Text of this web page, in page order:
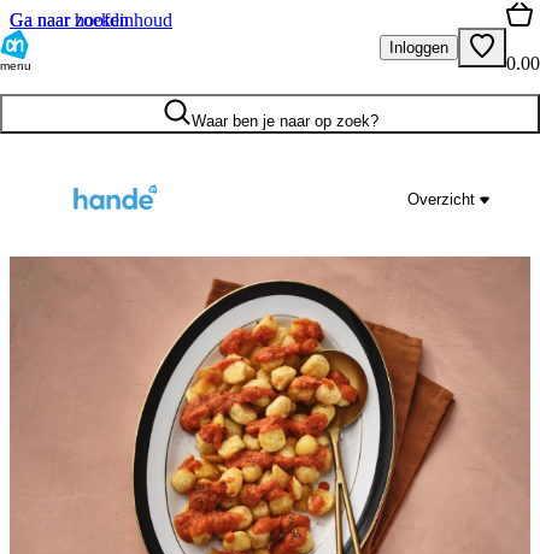
Ga naar hoofdinhoud
Ga naar zoeken
menu
Inloggen
0.00
Waar ben je naar op zoek?
Overzicht